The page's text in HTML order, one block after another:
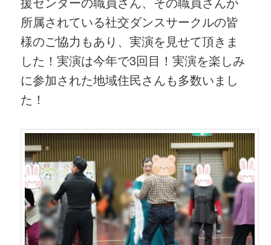
所属されている社交ダンスサークルの皆
様のご協力もあり、実演を見せて頂きま
した！実演は今年で3回目！実演を楽しみ
に参加された地域住民さんも多数いまし
た！